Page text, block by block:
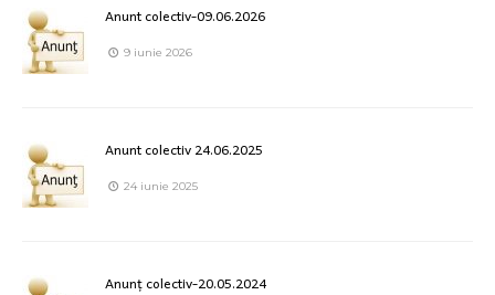
Anunt colectiv-09.06.2026
9 iunie 2026
Anunt colectiv 24.06.2025
24 iunie 2025
Anunț colectiv-20.05.2024